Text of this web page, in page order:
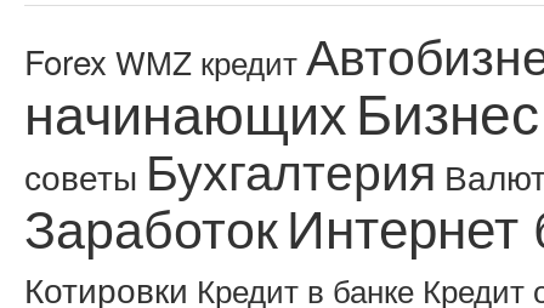
Forex WMZ кредит
начинающих
советы Бухгалтерия
ЗаработокИнтернет
Котировки Кредит в банке Кредит